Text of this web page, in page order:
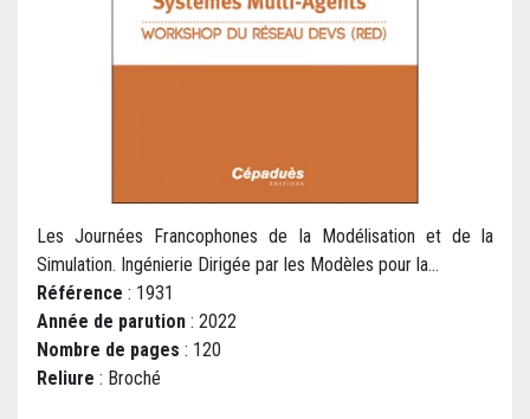
Les Journées Francophones de la Modélisation et de la
Simulation. Ingénierie Dirigée par les Modèles pour la...
Référence : 1931
Année de parution : 2022
Nombre de pages : 120
Reliure : Broché